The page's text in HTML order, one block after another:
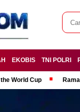
EKOBIS TNI POLRI
World Cup